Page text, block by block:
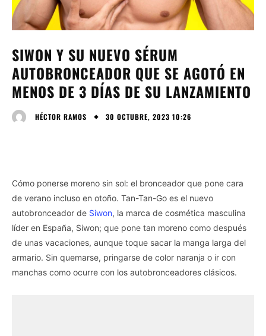
SIWON Y SU NUEVO SÉRUM
AUTOBRONCEADOR QUE SE AGOTÓ EN
MENOS DE 3 DÍAS DE SU LANZAMIENTO
HÉCTOR RAMOS 30 OCTUBRE, 2023 10:26
Cómo ponerse moreno sin sol: el bronceador que pone cara
de verano incluso en otoño. Tan-Tan-Go es el nuevo
autobronceador de Siwon, la marca de cosmética masculina
líder en España, Siwon; que pone tan moreno como después
de unas vacaciones, aunque toque sacar la manga larga del
armario. Sin quemarse, pringarse de color naranja o ir con
manchas como ocurre con los autobronceadores clásicos.